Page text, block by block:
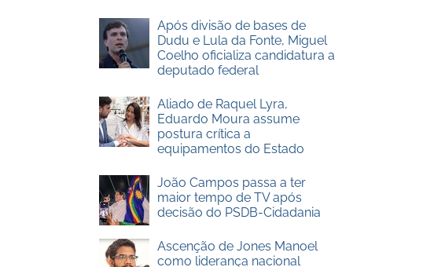
Após divisão de bases de
Dudu e Lula da Fonte, Miguel
Coelho oficializa candidatura a
deputado federal
Aliado de Raquel Lyra,
Eduardo Moura assume
postura crítica a
equipamentos do Estado
João Campos passa a ter
maior tempo de TV após
decisão do PSDB-Cidadania
Ascenção de Jones Manoel
como liderança nacional